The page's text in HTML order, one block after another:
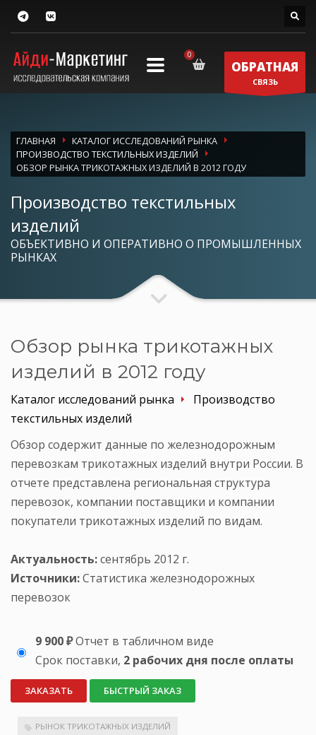
ОБРАТНАЯ
СВЯЗЬ
ГЛАВНАЯ
КАТАЛОГ ИССЛЕДОВАНИЙ РЫНКА
ПРОИЗВОДСТВО ТЕКСТИЛЬНЫХ ИЗДЕЛИЙ
ОБЗОР РЫНКА ТРИКОТАЖНЫХ ИЗДЕЛИЙ В 2012 ГОДУ
Производство текстильных
изделий
ОБЪЕКТИВНО И ОПЕРАТИВНО О ПРОМЫШЛЕННЫХ
РЫНКАХ
Обзор рынка трикотажных
изделий в 2012 году
Каталог исследований рынка
Производство
текстильных изделий
Обзор содержит данные по железнодорожным
перевозкам трикотажных изделий внутри России. В
отчете представлена региональная структура
перевозок, компании поставщики и компании
покупатели трикотажных изделий по видам.
Актуальность:сентябрь 2012 г.
Источники:Статистика железнодорожных
перевозок
9 900 ₽Отчет в табличном виде
Срок поставки, 2 рабочих дня после оплаты
ЗАКАЗАТЬ БЫСТРЫЙ ЗАКАЗ
РЫНОК ТРИКОТАЖНЫХ ИЗДЕЛИЙ